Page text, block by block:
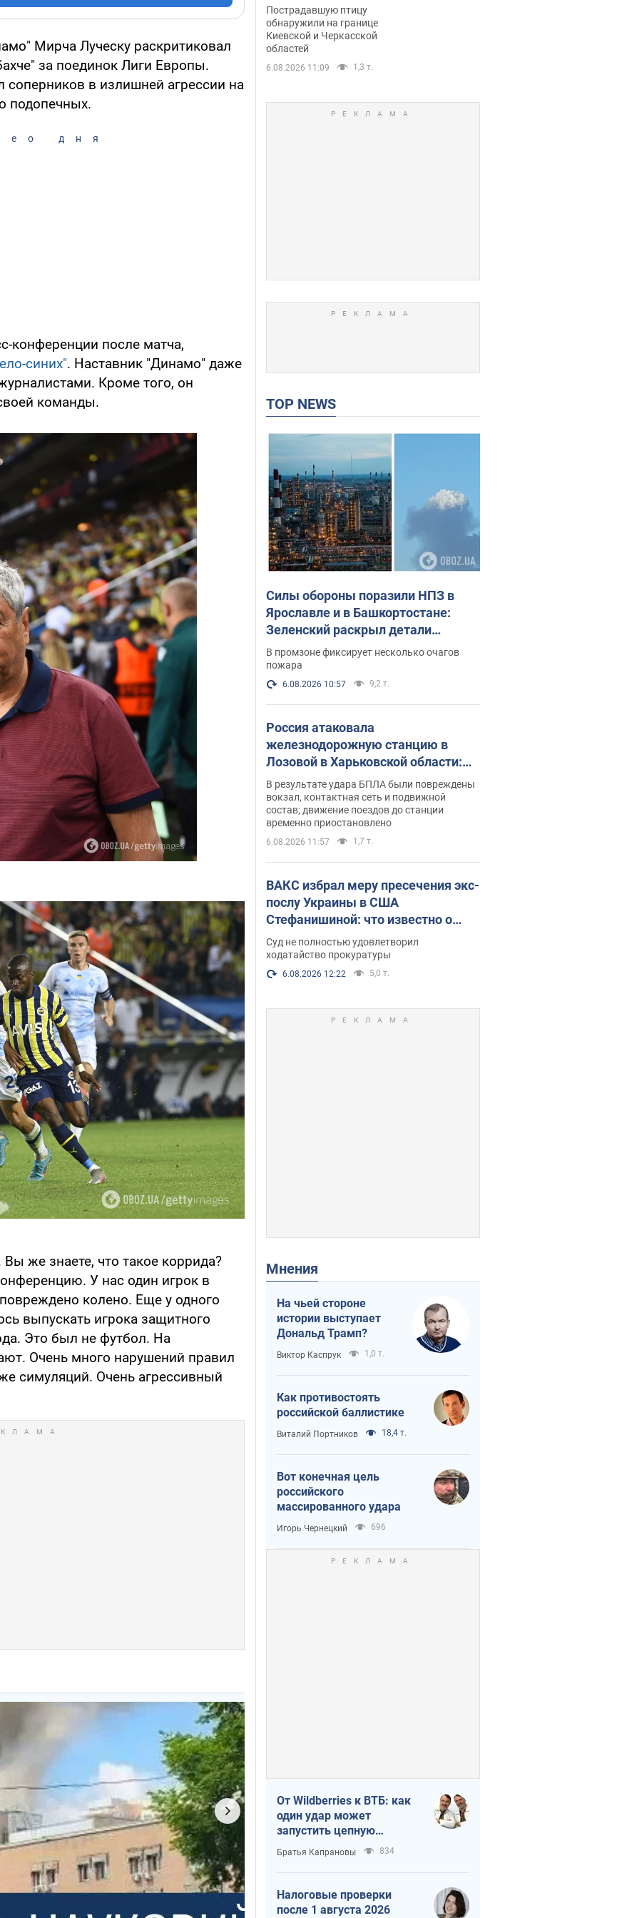
Мирча Луческу раскритиковал
за поединок Лиги Европы.
в излишней агрессии на
подопечных.
дня
конференции после матча,
синих". Наставник "Динамо" даже
Кроме того, он
команды.
же знаете, что такое коррида?
У нас один игрок в
колено. Еще у одного
выпускать игрока защитного
Это был не футбол. На
Очень много нарушений правил
симуляций. Очень агрессивный
нетипичный маршрут.
Фото
Пострадавшую птицу
обнаружили на границе
Киевской и Черкасской
областей
6.08.2026 11:09 1,3 т.
TOP NEWS
Силы обороны поразили НПЗ в
Ярославле и в Башкортостане:
Зеленский раскрыл детали
операции. Фото и видео
В промзоне фиксирует несколько очагов
пожара
6.08.2026 10:57 9,2 т.
Россия атаковала
железнодорожную станцию в
Лозовой в Харьковской области:
есть погибшие и раненые
В результате удара БПЛА были повреждены
вокзал, контактная сеть и подвижной
состав; движение поездов до станции
временно приостановлено
6.08.2026 11:57 1,7 т.
ВАКС избрал меру пресечения экс-
послу Украины в США
Стефанишиной: что известно о
деле
Суд не полностью удовлетворил
ходатайство прокуратуры
6.08.2026 12:22 5,0 т.
Мнения
На чьей стороне
истории выступает
Дональд Трамп?
Виктор Каспрук 1,0 т.
Как противостоять
российской баллистике
Виталий Портников 18,4 т.
Вот конечная цель
российского
массированного удара
Игорь Чернецкий 696
От Wildberries к ВТБ: как
один удар может
запустить цепную
реакцию в России
Братья Капрановы 834
Налоговые проверки
после 1 августа 2026